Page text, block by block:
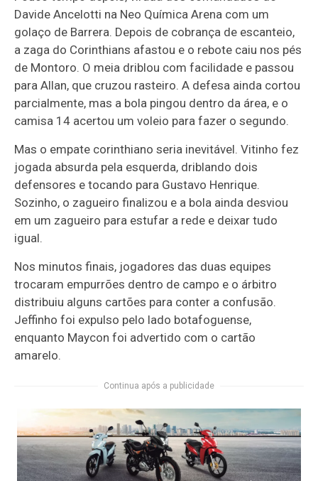
Davide Ancelotti na Neo Química Arena com um
golaço de Barrera. Depois de cobrança de escanteio,
a zaga do Corinthians afastou e o rebote caiu nos pés
de Montoro. O meia driblou com facilidade e passou
para Allan, que cruzou rasteiro. A defesa ainda cortou
parcialmente, mas a bola pingou dentro da área, e o
camisa 14 acertou um voleio para fazer o segundo.
Mas o empate corinthiano seria inevitável. Vitinho fez
jogada absurda pela esquerda, driblando dois
defensores e tocando para Gustavo Henrique.
Sozinho, o zagueiro finalizou e a bola ainda desviou
em um zagueiro para estufar a rede e deixar tudo
igual.
Nos minutos finais, jogadores das duas equipes
trocaram empurrões dentro de campo e o árbitro
distribuiu alguns cartões para conter a confusão.
Jeffinho foi expulso pelo lado botafoguense,
enquanto Maycon foi advertido com o cartão
amarelo.
Continua após a publicidade